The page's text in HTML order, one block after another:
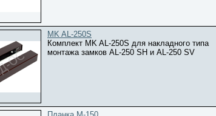
MK AL-250S
Комплект MK AL-250S для накладного типа
монтажа замков AL-250 SH и AL-250 SV